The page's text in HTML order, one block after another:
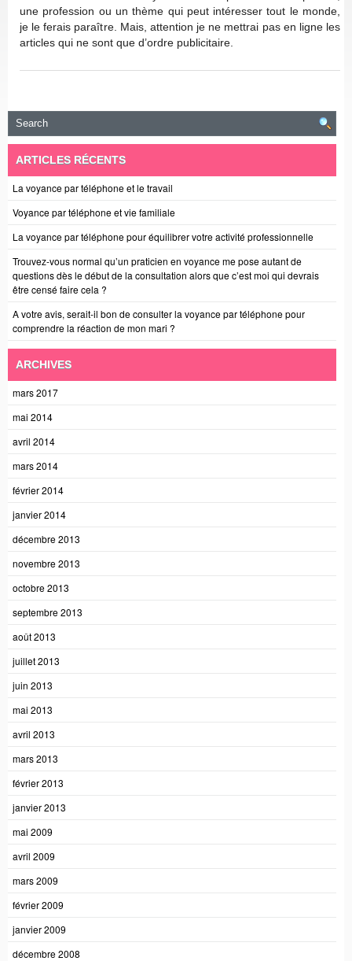
une profession ou un thème qui peut intéresser tout le monde,
je le ferais paraître. Mais, attention je ne mettrai pas en ligne les
articles qui ne sont que d’ordre publicitaire.
ARTICLES RÉCENTS
La voyance par téléphone et le travail
Voyance par téléphone et vie familiale
La voyance par téléphone pour équilibrer votre activité professionnelle
Trouvez-vous normal qu’un praticien en voyance me pose autant de
questions dès le début de la consultation alors que c’est moi qui devrais
être censé faire cela ?
A votre avis, serait-il bon de consulter la voyance par téléphone pour
comprendre la réaction de mon mari ?
ARCHIVES
mars 2017
mai 2014
avril 2014
mars 2014
février 2014
janvier 2014
décembre 2013
novembre 2013
octobre 2013
septembre 2013
août 2013
juillet 2013
juin 2013
mai 2013
avril 2013
mars 2013
février 2013
janvier 2013
mai 2009
avril 2009
mars 2009
février 2009
janvier 2009
décembre 2008